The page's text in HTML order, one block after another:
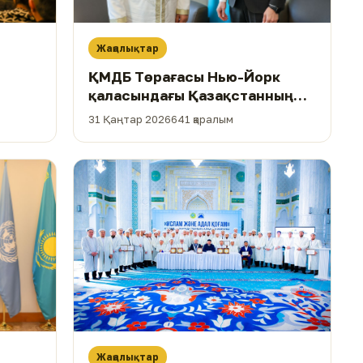
Жаңалықтар
ҚМДБ Төрағасы Нью-Йорк
қаласындағы Қазақстанның
бас консулымен кездесті
31 Қаңтар 2026641 қаралым
Жаңалықтар